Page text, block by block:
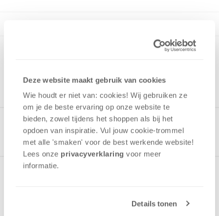
Deze website maakt gebruik van cookies
Wie houdt er niet van: cookies! Wij gebruiken ze
om je de beste ervaring op onze website te
bieden, zowel tijdens het shoppen als bij het
opdoen van inspiratie. Vul jouw cookie-trommel
met alle 'smaken' voor de best werkende website​!
Lees onze privacyverklaring voor meer
informatie.
Details tonen
Gerelateerde producten
Spannend tactisch geheugenspel!